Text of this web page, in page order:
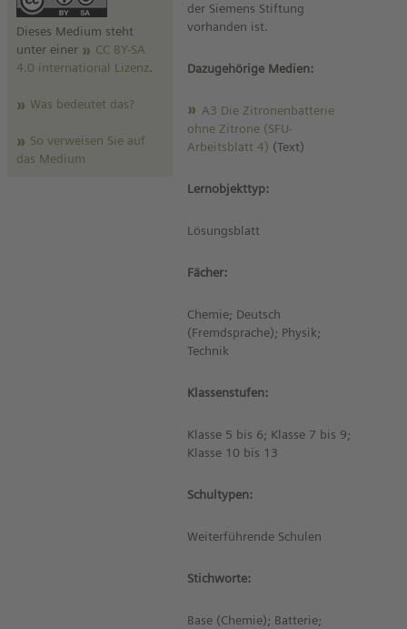
Dieses Medium steht
unter einer
CC BY-SA
4.0 international Lizenz.
Was bedeutet das?
So verweisen Sie auf
das Medium
der Siemens Stiftung
vorhanden ist.
Dazugehörige Medien:
A3 Die Zitronenbatterie
ohne Zitrone (SFU-
Arbeitsblatt 4) (Text)
Lernobjekttyp:
Lösungsblatt
Fächer:
Chemie; Deutsch
(Fremdsprache); Physik;
Technik
Klassenstufen:
Klasse 5 bis 6; Klasse 7 bis 9;
Klasse 10 bis 13
Schultypen:
Weiterführende Schulen
Stichworte:
Base (Chemie); Batterie;